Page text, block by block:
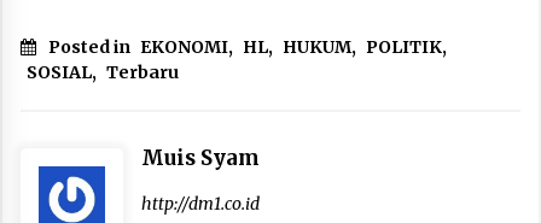
Posted in EKONOMI, HL, HUKUM, POLITIK,
SOSIAL, Terbaru
Muis Syam
http://dm1.co.id